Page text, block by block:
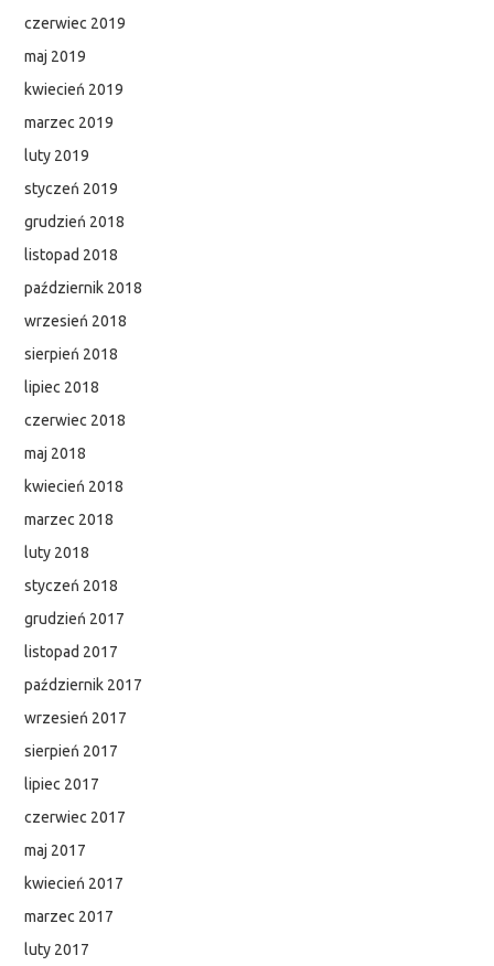
czerwiec 2019
maj 2019
kwiecień 2019
marzec 2019
luty 2019
styczeń 2019
grudzień 2018
listopad 2018
październik 2018
wrzesień 2018
sierpień 2018
lipiec 2018
czerwiec 2018
maj 2018
kwiecień 2018
marzec 2018
luty 2018
styczeń 2018
grudzień 2017
listopad 2017
październik 2017
wrzesień 2017
sierpień 2017
lipiec 2017
czerwiec 2017
maj 2017
kwiecień 2017
marzec 2017
luty 2017